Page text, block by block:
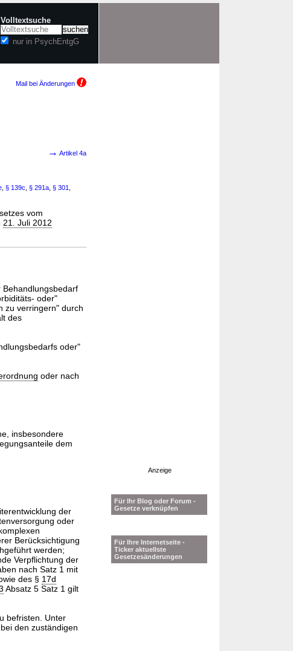
Volltextsuche
nur in PsychEntgG
Mail bei Änderungen
→ Artikel 4a
§ 139c § 291a § 301
vom
21. Juli 2012
Behandlungsbedarf
oder"
zu verringern" durch
des
oder"
oder nach
insbesondere
dem
der
oder
Berücksichtigung
werden;
Verpflichtung der
nach Satz 1 mit
des § 17d
Absatz 5 Satz 1 gilt
befristen. Unter
den zuständigen
Anzeige
Für Ihr Blog oder Forum -
Gesetze verknüpfen
Für Ihre Internetseite -
Ticker aktuellste
Gesetzesänderungen